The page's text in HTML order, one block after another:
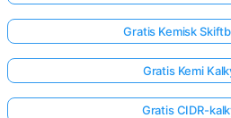
Gratis Kemisk
Gratis Kemi
Gratis CIDR-